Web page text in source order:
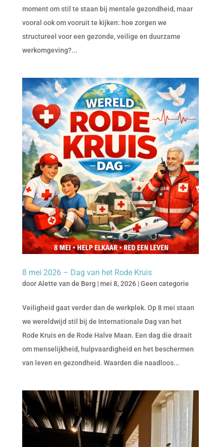
moment om stil te staan bij mentale gezondheid, maar
vooral ook om vooruit te kijken: hoe zorgen we
structureel voor een gezonde, veilige en duurzame
werkomgeving?...
8 mei 2026 – Dag van het Rode Kruis
doorAlette van de Berg |mei 8, 2026|Geen categorie
Veiligheid gaat verder dan de werkplek. Op 8 mei staan
we wereldwijd stil bij de Internationale Dag van het
Rode Kruis en de Rode Halve Maan. Een dag die draait
om menselijkheid, hulpvaardigheid en het beschermen
van leven en gezondheid. Waarden die naadloos...